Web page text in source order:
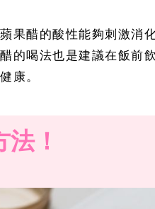
醋的酸性能夠刺激消
的喝法也是建議在飯
康。
！